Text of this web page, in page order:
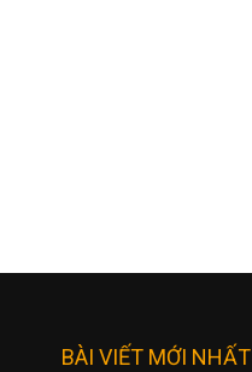
BÀI VIẾT MỚI NHẤT